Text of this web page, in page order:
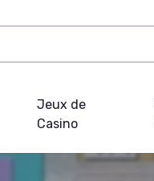
Jeux de
Casino